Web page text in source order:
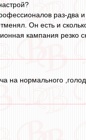
раз-два
Он есть и
кампания резко
на нормального